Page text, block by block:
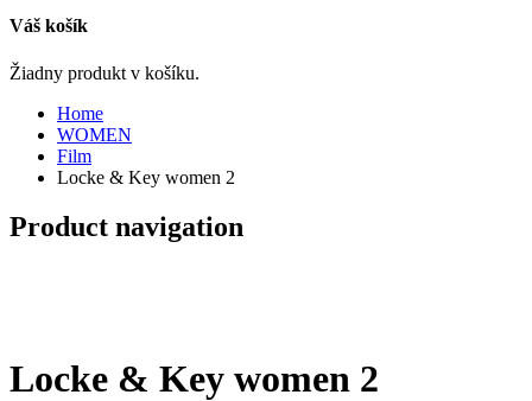
Váš košík
Žiadny produkt v košíku.
Home
WOMEN
Film
Locke & Key women 2
Product navigation
Locke & Key women 2